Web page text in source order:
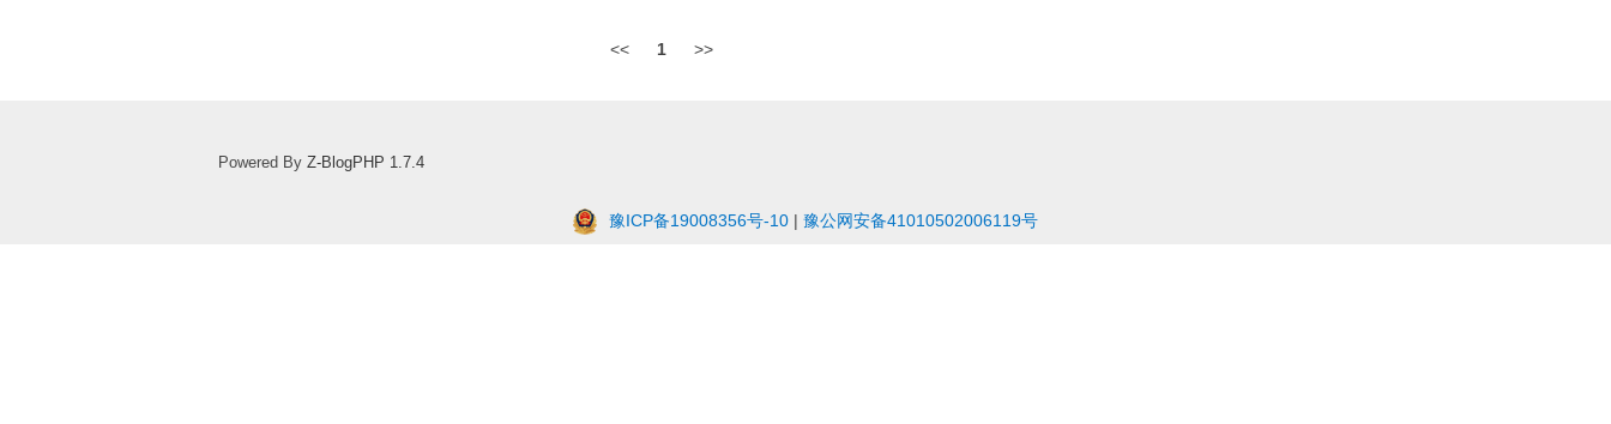
<< 1 >>
Powered By Z-BlogPHP 1.7.4
豫ICP备19008356号-10 | 豫公网安备41010502006119号